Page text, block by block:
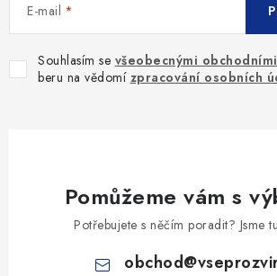
E-mail
Souhlasím se všeobecnými
beru na vědomí zpracování osobních
Pomůžeme vám s
Potřebujete s něčím poradit? Jsme
obchod@